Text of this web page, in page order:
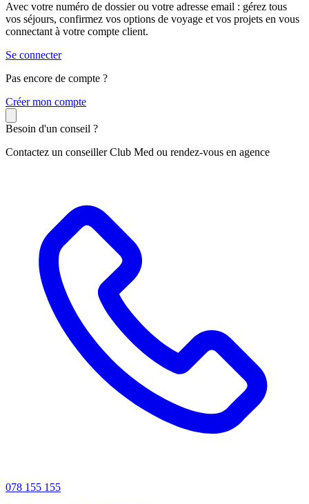
Avec votre numéro de dossier ou votre adresse email : gérez tous
vos séjours, confirmez vos options de voyage et vos projets en vous
connectant à votre compte client.
Se connecter
Pas encore de compte ?
Créer mon compte
Besoin d'un conseil ?
Contactez un conseiller Club Med ou rendez-vous en agence
078 155 155